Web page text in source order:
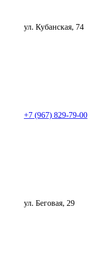
ул. Кубанская, 74
+7 (967) ‎829-79-00
ул. Беговая, 29